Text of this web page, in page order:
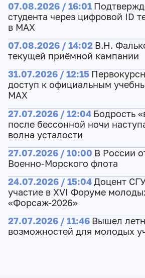
07.08.2026 / 16:01
студента через цифровой ID
в МАХ
07.08.2026 / 14:02 В.Н.
текущей приёмной кампании
31.07.2026 / 12:15
доступ к официальным
МАХ
27.07.2026 / 12:04 Бодрость
после бессонной ночи
волна усталости
27.07.2026 / 10:00 В России
Военно-Морского флота
24.07.2026 / 15:04Доцент
участие в XVI Форуме
«Форсаж-2026»
27.07.2026 / 11:46 Вышел
возможностей для молодых